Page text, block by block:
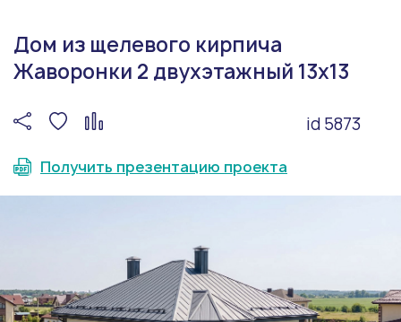
Дом из щелевого кирпича
Жаворонки 2 двухэтажный 13х13
id 5873
Получить презентацию проекта